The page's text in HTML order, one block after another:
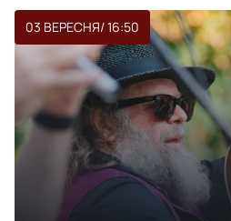
03 ВЕРЕСНЯ/ 16:50